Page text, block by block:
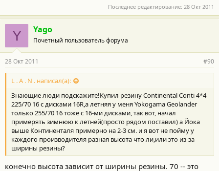
Последнее редактирование: 28 Окт 2011
Y Yago
Почетный пользователь форума
28 Окт 2011 #90
L . A . N . написал(а):
Знающие люди подскажите!Купил резину Continental Conti 4*4
225/70 16 с дисками 16R,а летняя у меня Yokogama Geolander
только 255/70 16 тоже с 16-ми дисками, так вот, начал
примерять зимнюю к летней(просто рядом поставил) а Йока
выше Континенталя примерно на 2-3 см. и я вот не пойму у
каждого производителя разная высота что ли,или это из-за
ширины резины?
конечно высота зависит от ширины резины. 70 -- это